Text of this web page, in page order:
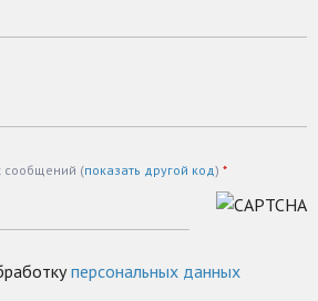
сообщений (показать другой код) *
персональных данных